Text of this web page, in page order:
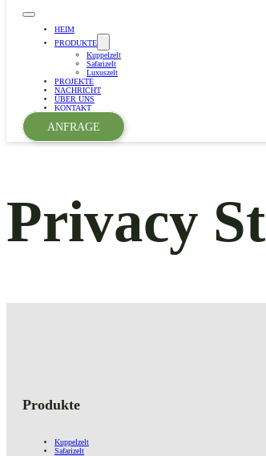
HEIM
PRODUKTE
Kuppelzelt
Safarizelt
Luxuszelt
PROJEKTE
NACHRICHT
ÜBER UNS
KONTAKT
ANFRAGE
Privacy
Produkte
Kuppelzelt
Safarizelt